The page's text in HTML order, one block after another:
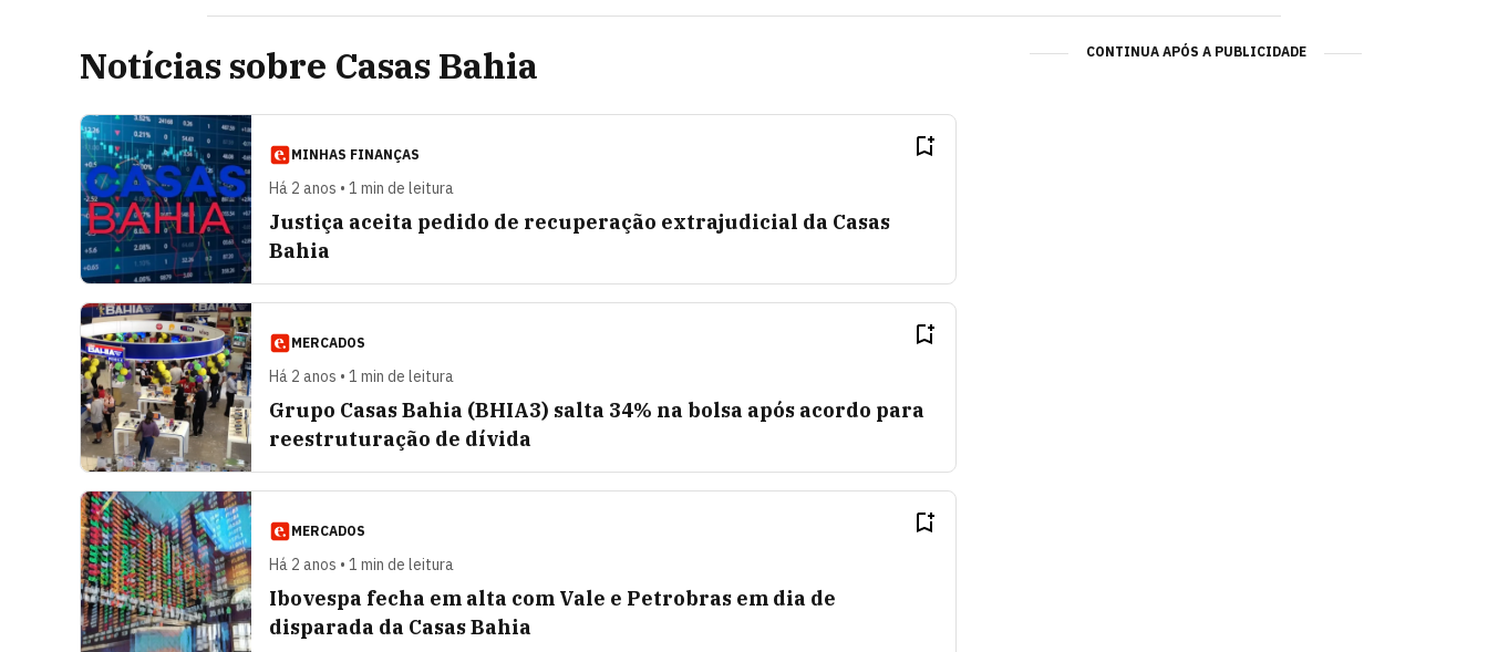
Notícias sobre Casas Bahia
MINHAS FINANÇAS
Há 2 anos • 1 min de leitura
Justiça aceita pedido de recuperação extrajudicial da Casas
Bahia
MERCADOS
Há 2 anos • 1 min de leitura
Grupo Casas Bahia (BHIA3) salta 34% na bolsa após acordo para
reestruturação de dívida
MERCADOS
Há 2 anos • 1 min de leitura
Ibovespa fecha em alta com Vale e Petrobras em dia de
disparada da Casas Bahia
CONTINUA APÓS A PUBLICIDADE